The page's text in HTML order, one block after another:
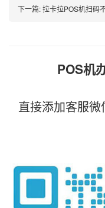
下一篇:拉卡拉POS机扫码
POS机
直接添加客服微